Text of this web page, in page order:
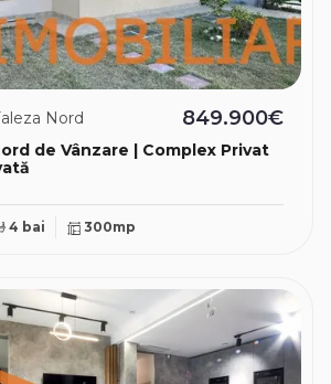
de Vânzare | Complex Privat
Nord 849.900€
4 bai 300mp